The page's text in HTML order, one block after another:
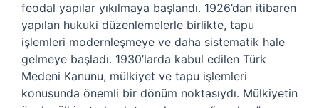
feodal yapılar yıkılmaya başlandı. 1926’dan itibaren
yapılan hukuki düzenlemelerle birlikte, tapu
işlemleri modernleşmeye ve daha sistematik hale
gelmeye başladı. 1930’larda kabul edilen Türk
Medeni Kanunu, mülkiyet ve tapu işlemleri
konusunda önemli bir dönüm noktasıydı. Mülkiyetin